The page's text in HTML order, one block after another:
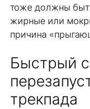
тоже должны
жирные или
причина
Быстрый
трекпада